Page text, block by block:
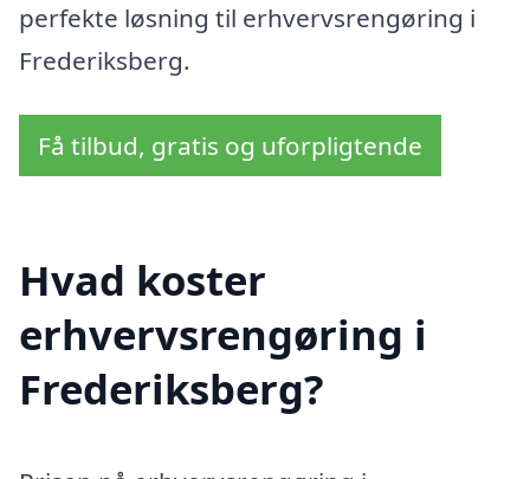
perfekte løsning til erhvervsrengøring i
Frederiksberg.
Få tilbud, gratis og uforpligtende
Hvad koster
erhvervsrengøring i
Frederiksberg?